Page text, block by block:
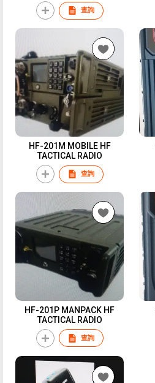
查詢
HF-201M MOBILE HF
TACTICAL RADIO
查詢
HF-201P MANPACK HF
TACTICAL RADIO
查詢